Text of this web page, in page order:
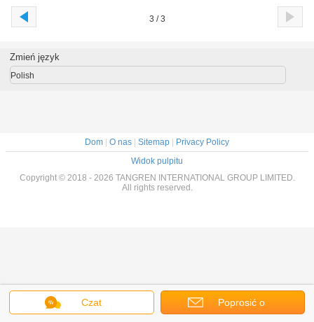
3 / 3
Czat Poprosić o
Zmień język
Polish
Dom O nas Sitemap
Privacy Policy
Widok pulpitu
Copyright © 2018 - 2026 TANGREN INTERNATIONAL GROUP LIMITED.
All rights reserved.